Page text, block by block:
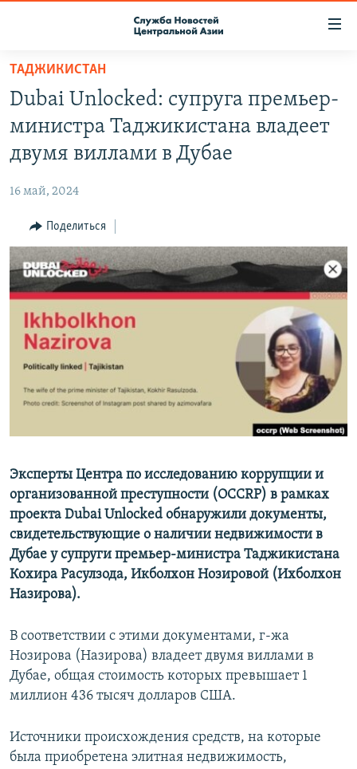
Вернуться
основному
содержанию
главной
Вернутся
поиску
О ПРОЕКТЕ
КОНТАКТЫ
НАСТОЯЩЕЕ ВРЕМЯ
МИГРАНТ МЕДИА
ТАДЖИКИСТАН
Dubai Unlocked: супруга премьер-
министра Таджикистана владеет
двумя виллами в Дубае
16 май, 2024
Поделиться
Эксперты Центра по исследованию коррупции и
организованной преступности (OCCRP) в рамках
проекта Dubai Unlocked обнаружили документы,
свидетельствующие о наличии недвижимости в
Дубае у супруги премьер-министра Таджикистана
Кохира Расулзода, Икболхон Нозировой (Ихболхон
Назирова).
В соответствии с этими документами, г-жа
Нозирова (Назирова) владеет двумя виллами в
Дубае, общая стоимость которых превышает 1
миллион 436 тысяч долларов США.
Источники происхождения средств, на которые
была приобретена элитная недвижимость,